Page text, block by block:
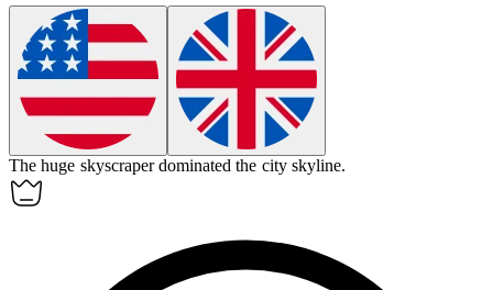
Thehuge skyscraper dominated the city skyline.